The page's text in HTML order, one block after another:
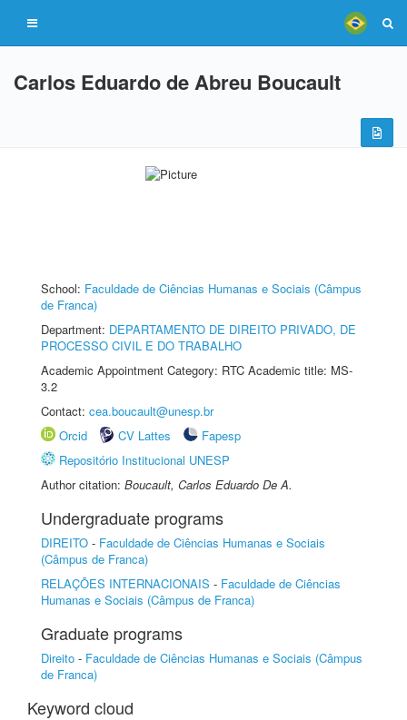
Carlos Eduardo de Abreu Boucault
School: Faculdade de Ciências Humanas e Sociais (Câmpus
de Franca)
Department: DEPARTAMENTO DE DIREITO PRIVADO, DE
PROCESSO CIVIL E DO TRABALHO
Academic Appointment Category: RTC Academic title: MS-
3.2
Contact: cea.boucault@unesp.br
Orcid
CV Lattes
Fapesp
Repositório Institucional UNESP
Author citation: Boucault, Carlos Eduardo De A.
Undergraduate programs
DIREITO - Faculdade de Ciências Humanas e Sociais
(Câmpus de Franca)
RELAÇÕES INTERNACIONAIS - Faculdade de Ciências
Humanas e Sociais (Câmpus de Franca)
Graduate programs
Direito - Faculdade de Ciências Humanas e Sociais (Câmpus
de Franca)
Keyword cloud